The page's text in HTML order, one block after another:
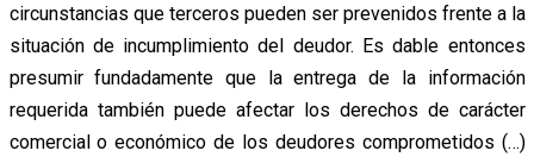
circunstancias que terceros pueden ser prevenidos frente a la
situación de incumplimiento del deudor. Es dable entonces
presumir fundadamente que la entrega de la información
requerida también puede afectar los derechos de carácter
comercial o económico de los deudores comprometidos (…)